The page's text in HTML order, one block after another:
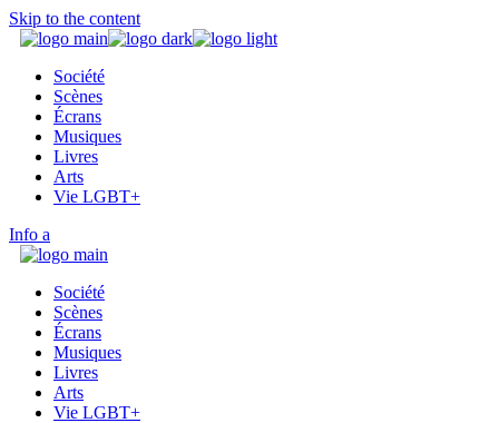
Skip to the content
Société
Scènes
Écrans
Musiques
Livres
Arts
Vie LGBT+
Info
Société
Scènes
Écrans
Musiques
Livres
Arts
Vie LGBT+